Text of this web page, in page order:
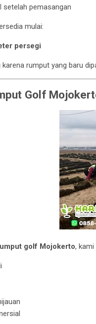
setelah pemasangan
mulai:
persegi
karena rumput yang baru
Golf
golf Mojokerto, kami